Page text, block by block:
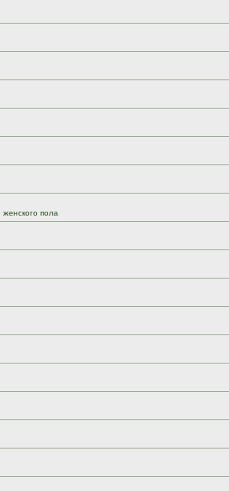
пола